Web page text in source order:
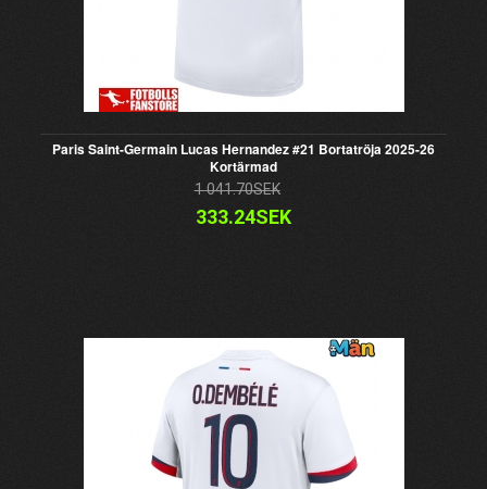
Paris Saint-Germain Lucas Hernandez #21 Bortatröja 2025-26
Kortärmad
1 041.70SEK
333.24SEK